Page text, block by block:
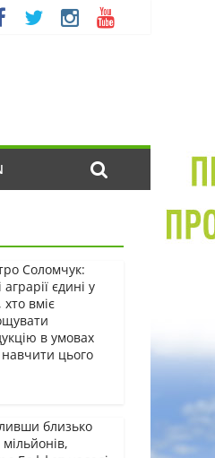
Соломчук:
єдині у
хто вміє
в умовах
цього
близько